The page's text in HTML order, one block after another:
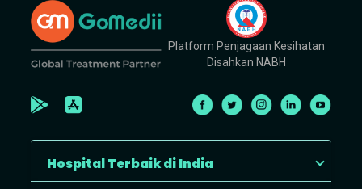
Platform Penjagaan Kesihatan
Disahkan NABH
Hospital Terbaik di India